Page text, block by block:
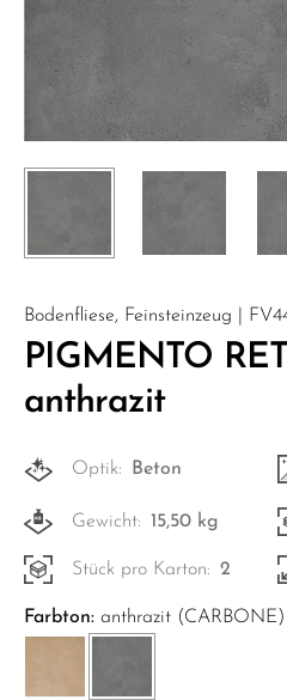
Bodenfliese, Feinsteinzeug |
PIGMENTO
anthrazit
Optik: Beton
Gewicht: 15,50 kg
Stück pro Karton: 2
Farbton: anthrazit (CARBONE)